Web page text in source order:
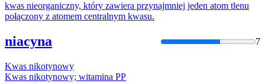
kwas nieorganiczny, który zawiera przynajmniej jeden atom tlenu
połączony z atomem centralnym kwasu.
niacyna 7
Kwas nikotynowy
Kwas nikotynowy; witamina PP